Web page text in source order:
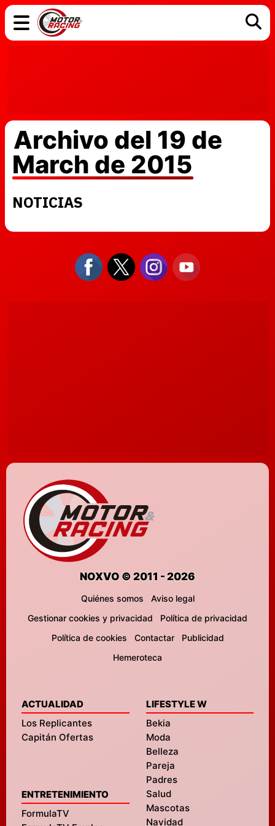
Archivo del 19 de
March de 2015
NOTICIAS
NOXVO © 2011 - 2026
Quiénes somos
Aviso legal
Gestionar cookies y privacidad
Política de privacidad
Política de cookies
Contactar
Publicidad
Hemeroteca
ACTUALIDAD
Los Replicantes
Capitán Ofertas
ENTRETENIMIENTO
FormulaTV
LIFESTYLE W
Bekia
Moda
Belleza
Pareja
Padres
Salud
Mascotas
Navidad